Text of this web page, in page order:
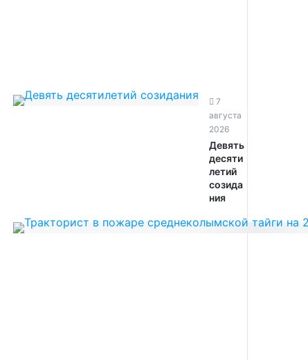
7
августа
2026
Девять
десяти
летий
созида
ния